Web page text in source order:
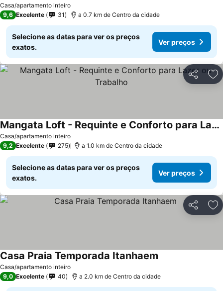
Casa/apartamento inteiro
Ver preços
9,6 Excelente 31 a 0.7 km de Centro da cidade
Selecione as datas para ver os preços
exatos.
Ver preços
Partilhar
Casa/apartamento inteiro
Mangata Loft - Requinte e Conforto para Lazer ou Trabalho
Ver preços
9,2 Excelente 275 a 1.0 km de Centro da cidade
Selecione as datas para ver os preços
exatos.
Ver preços
Partilhar
Casa/apartamento inteiro
Casa Praia Temporada Itanhaem
9,0 Excelente 40 a 2.0 km de Centro da cidade